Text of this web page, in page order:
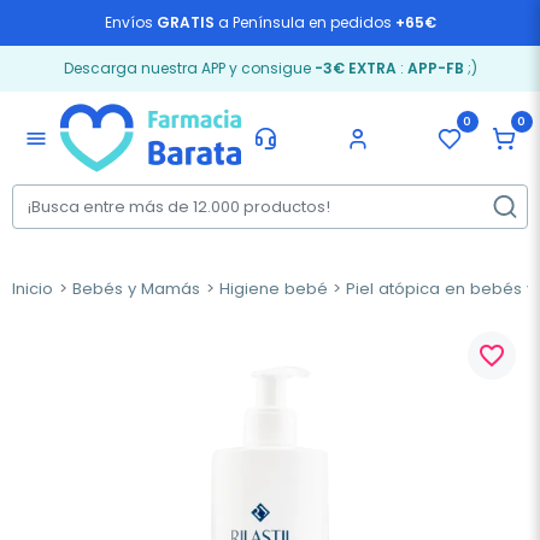
Envíos GRATIS a Península en pedidos +65€
Descarga nuestra APP y consigue -3€ EXTRA: APP-FB ;)
menu
0 0
Inicio Bebés y Mamás Higiene bebé Piel atópica en bebés y
favorite_border